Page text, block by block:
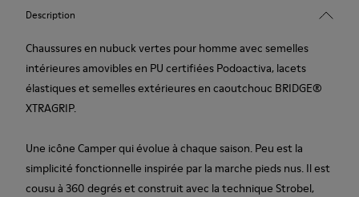
Description
Chaussures en nubuck vertes pour homme avec semelles
intérieures amovibles en PU certifiées Podoactiva, lacets
élastiques et semelles extérieures en caoutchouc BRIDGE®
XTRAGRIP.
Une icône Camper qui évolue à chaque saison. Peu est la
simplicité fonctionnelle inspirée par la marche pieds nus. Il est
cousu à 360 degrés et construit avec la technique Strobel,